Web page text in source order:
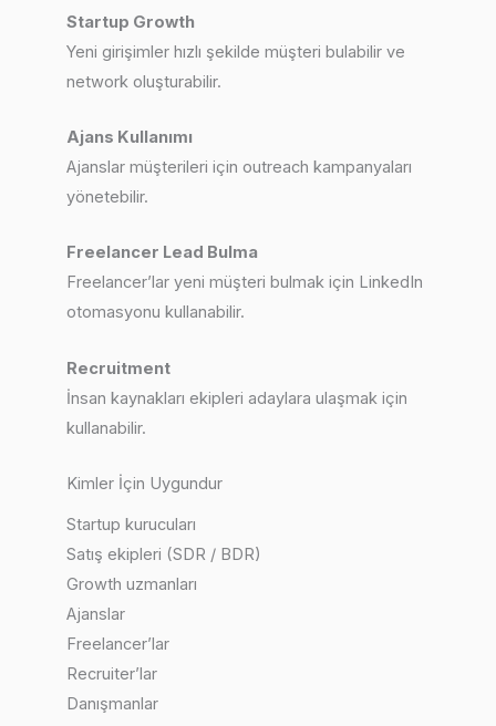
Startup Growth
Yeni girişimler hızlı şekilde müşteri bulabilir ve
network oluşturabilir.
Ajans Kullanımı
Ajanslar müşterileri için outreach kampanyaları
yönetebilir.
Freelancer Lead Bulma
Freelancer’lar yeni müşteri bulmak için LinkedIn
otomasyonu kullanabilir.
Recruitment
İnsan kaynakları ekipleri adaylara ulaşmak için
kullanabilir.
Kimler İçin Uygundur
Startup kurucuları
Satış ekipleri (SDR / BDR)
Growth uzmanları
Ajanslar
Freelancer’lar
Recruiter’lar
Danışmanlar